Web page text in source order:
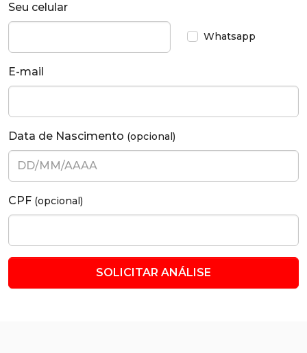
Seu celular
Whatsapp
E-mail
Data de Nascimento (opcional)
CPF (opcional)
SOLICITAR ANÁLISE